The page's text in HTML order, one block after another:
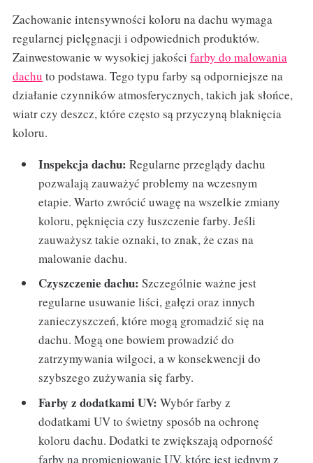
Zachowanie intensywności koloru na dachu wymaga
regularnej pielęgnacji i odpowiednich produktów.
Zainwestowanie w wysokiej jakości farby do malowania
dachu to podstawa. Tego typu farby są odporniejsze na
działanie czynników atmosferycznych, takich jak słońce,
wiatr czy deszcz, które często są przyczyną blaknięcia
koloru.
Inspekcja dachu: Regularne przeglądy dachu
pozwalają zauważyć problemy na wczesnym
etapie. Warto zwrócić uwagę na wszelkie zmiany
koloru, pęknięcia czy łuszczenie farby. Jeśli
zauważysz takie oznaki, to znak, że czas na
malowanie dachu.
Czyszczenie dachu: Szczególnie ważne jest
regularne usuwanie liści, gałęzi oraz innych
zanieczyszczeń, które mogą gromadzić się na
dachu. Mogą one bowiem prowadzić do
zatrzymywania wilgoci, a w konsekwencji do
szybszego zużywania się farby.
Farby z dodatkami UV: Wybór farby z
dodatkami UV to świetny sposób na ochronę
koloru dachu. Dodatki te zwiększają odporność
farby na promieniowanie UV, które jest jednym z